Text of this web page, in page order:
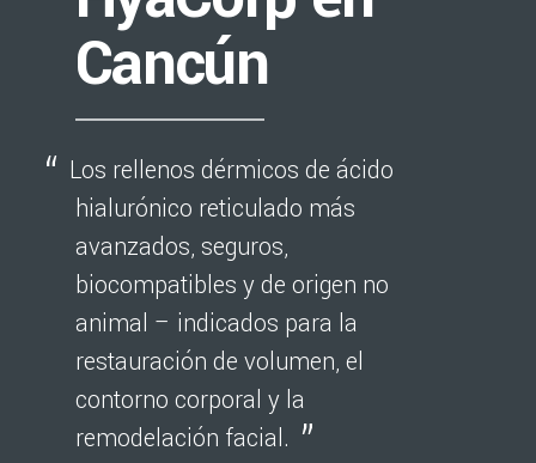
Cancún
Los rellenos dérmicos de ácido
hialurónico reticulado más
avanzados, seguros,
biocompatibles y de origen no
animal – indicados para la
restauración de volumen, el
contorno corporal y la
remodelación facial.